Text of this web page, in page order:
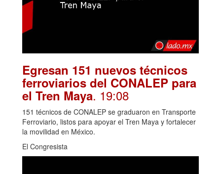
Egresan 151 nuevos técnicos
ferroviarios del CONALEP para
el Tren Maya. 19:08
151 técnicos de CONALEP se graduaron en Transporte
Ferroviario, listos para apoyar el Tren Maya y fortalecer
la movilidad en México.
El Congresista